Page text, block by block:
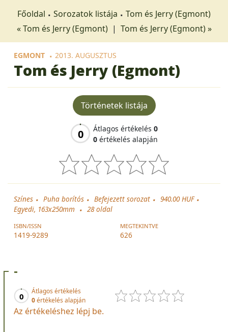
Főoldal Sorozatok listája
Tom és Jerry (Egmont)
« Tom és Jerry (Egmont) | Tom és Jerry (Egmont) »
EGMONT 2013. AUGUSZTUS
Tom és Jerry (Egmont)
Történetek listája
0 Átlagos értékelés 0
0 értékelés alapján
Színes Puha borítós Befejezett sorozat
940.00 HUF
Egyedi, 163x250mm
28oldal
ISBN/ISSN
1419-9289
MEGTEKINTVE
626
-
0
Átlagos értékelés
0értékelés alapján
Az értékeléshez lépj be.